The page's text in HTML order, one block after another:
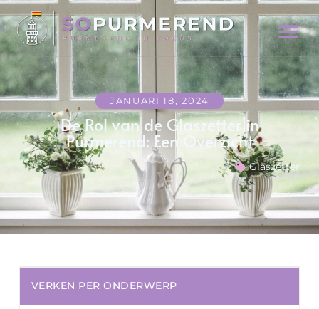
JANUARI 18, 2024
De Rol van de Glaszetter in
Purmerend: Een Overzicht
Glaszetter
VERKEN PER ONDERWERP